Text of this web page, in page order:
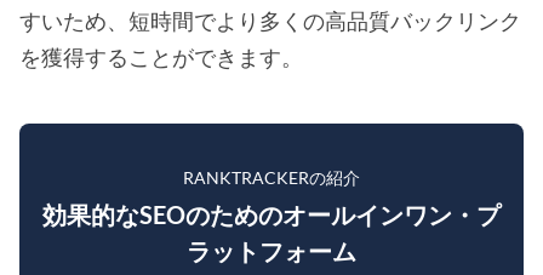
すいため、短時間でより多くの高品質バックリンク
を獲得することができます。
RANKTRACKERの紹介
効果的なSEOのためのオールインワン・プ
ラットフォーム